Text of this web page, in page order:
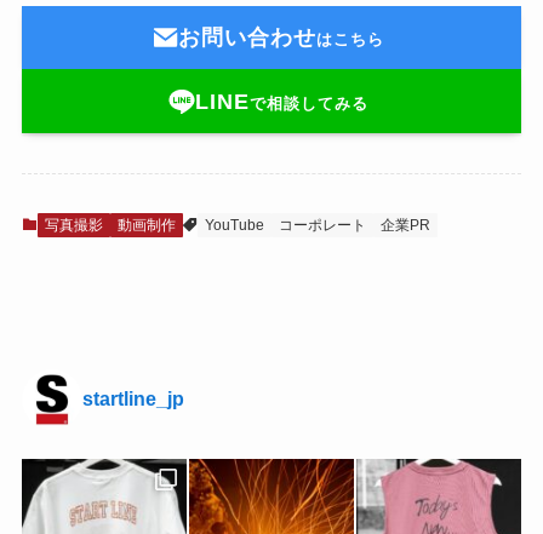
お問い合わせはこちら
LINEで相談してみる
写真撮影 動画制作 YouTube コーポレート 企業PR
startline_jp